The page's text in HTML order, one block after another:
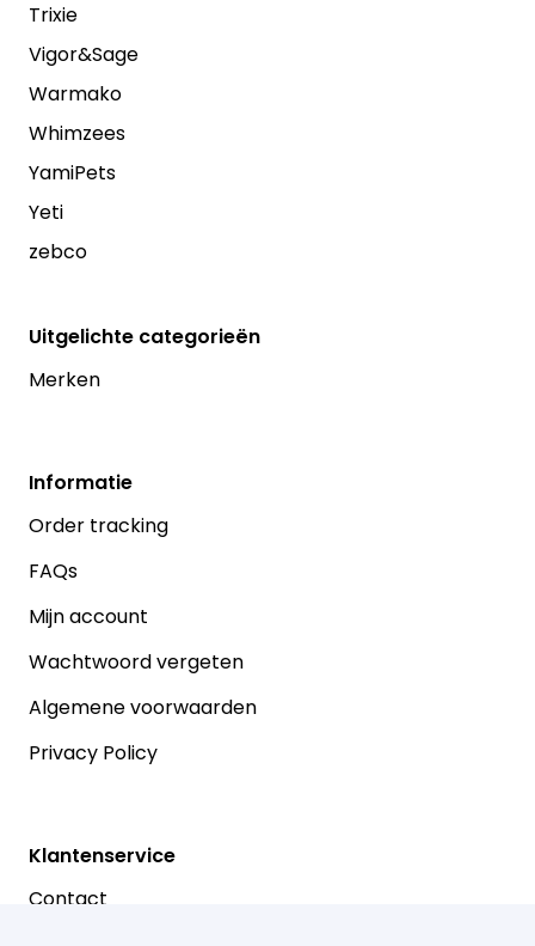
Trixie
Vigor&Sage
Warmako
Whimzees
YamiPets
Yeti
zebco
Uitgelichte categorieën
Merken
Informatie
Order tracking
FAQs
Mijn account
Wachtwoord vergeten
Algemene voorwaarden
Privacy Policy
Klantenservice
Contact